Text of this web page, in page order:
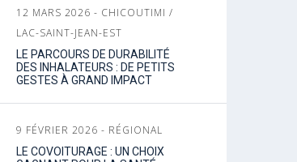
12 MARS 2026 - CHICOUTIMI /
LAC-SAINT-JEAN-EST
LE PARCOURS DE DURABILITÉ
DES INHALATEURS : DE PETITS
GESTES À GRAND IMPACT
9 FÉVRIER 2026 - RÉGIONAL
LE COVOITURAGE : UN CHOIX